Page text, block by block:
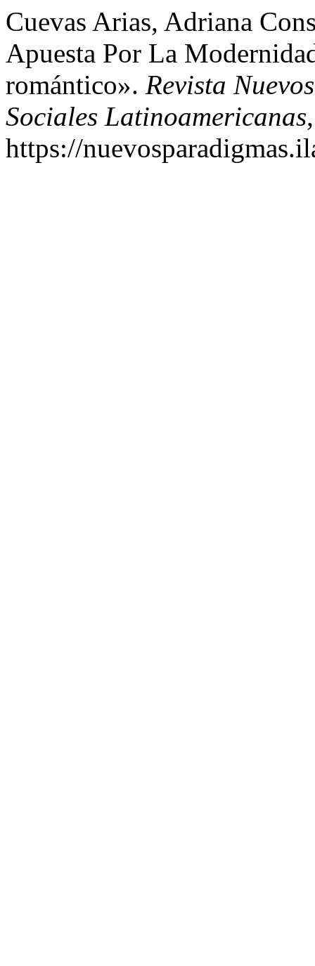
Cuevas Arias, Adriana
Apuesta Por La
romántico». Revista
Sociales Latinoamericanas
https://